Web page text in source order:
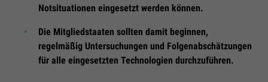
Notsituationen eingesetzt werden können.
Die Mitgliedstaaten sollten damit beginnen,
regelmäßig Untersuchungen und Folgenabschätzungen
für alle eingesetzten Technologien durchzuführen.